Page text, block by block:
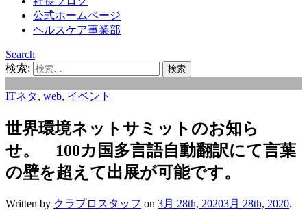
公式ホームページ
ヘルスケア事業部
Search
検索:
ITネタ, web, イベント
世界環境ネットサミットのお知ら
せ。 100カ国多言語自動翻訳にて言葉
の壁を超えて出展が可能です。
Written by クラプロスタッフ on 3月 28th, 20203月 28th, 2020.